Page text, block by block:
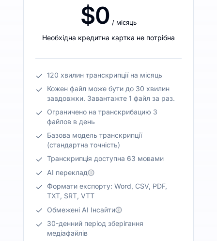
$0 / місяць
Необхідна кредитна картка не потрібна
120 хвилин транскрипції на місяць
Кожен файл може бути до 30 хвилин
завдовжки. Завантажте 1 файл за раз.
Ограничено на транскрибацию 3
файлов в день
Базова модель транскрипції
(стандартна точність)
Транскрипція доступна 63 мовами
AI переклад
Формати експорту: Word, CSV, PDF,
TXT, SRT, VTT
Обмежені AI Інсайти
30-денний період зберігання
медіафайлів